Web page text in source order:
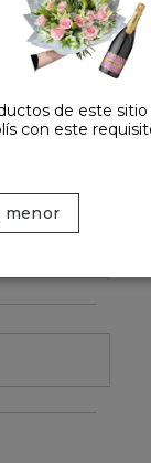
de este
con este